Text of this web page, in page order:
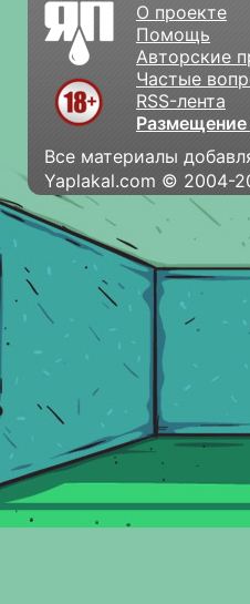
О проекте
Помощь
Авторские
Частые
RSS-лента
Все материалы
Yaplakal.com © 2004-